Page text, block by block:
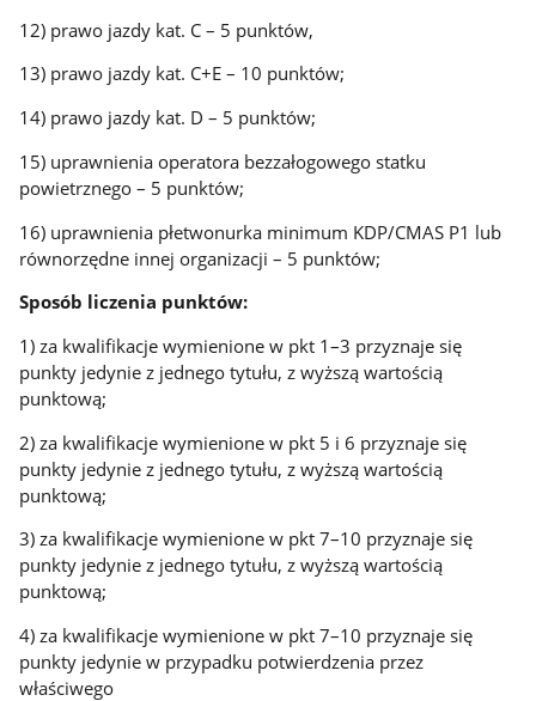
12) prawo jazdy kat. C – 5 punktów,
13) prawo jazdy kat. C+E – 10 punktów;
14) prawo jazdy kat. D – 5 punktów;
15) uprawnienia operatora bezzałogowego statku
powietrznego – 5 punktów;
16) uprawnienia płetwonurka minimum KDP/CMAS P1 lub
równorzędne innej organizacji – 5 punktów;
Sposób liczenia punktów:
1) za kwalifikacje wymienione w pkt 1–3 przyznaje się
punkty jedynie z jednego tytułu, z wyższą wartością
punktową;
2) za kwalifikacje wymienione w pkt 5 i 6 przyznaje się
punkty jedynie z jednego tytułu, z wyższą wartością
punktową;
3) za kwalifikacje wymienione w pkt 7–10 przyznaje się
punkty jedynie z jednego tytułu, z wyższą wartością
punktową;
4) za kwalifikacje wymienione w pkt 7–10 przyznaje się
punkty jedynie w przypadku potwierdzenia przez
właściwego